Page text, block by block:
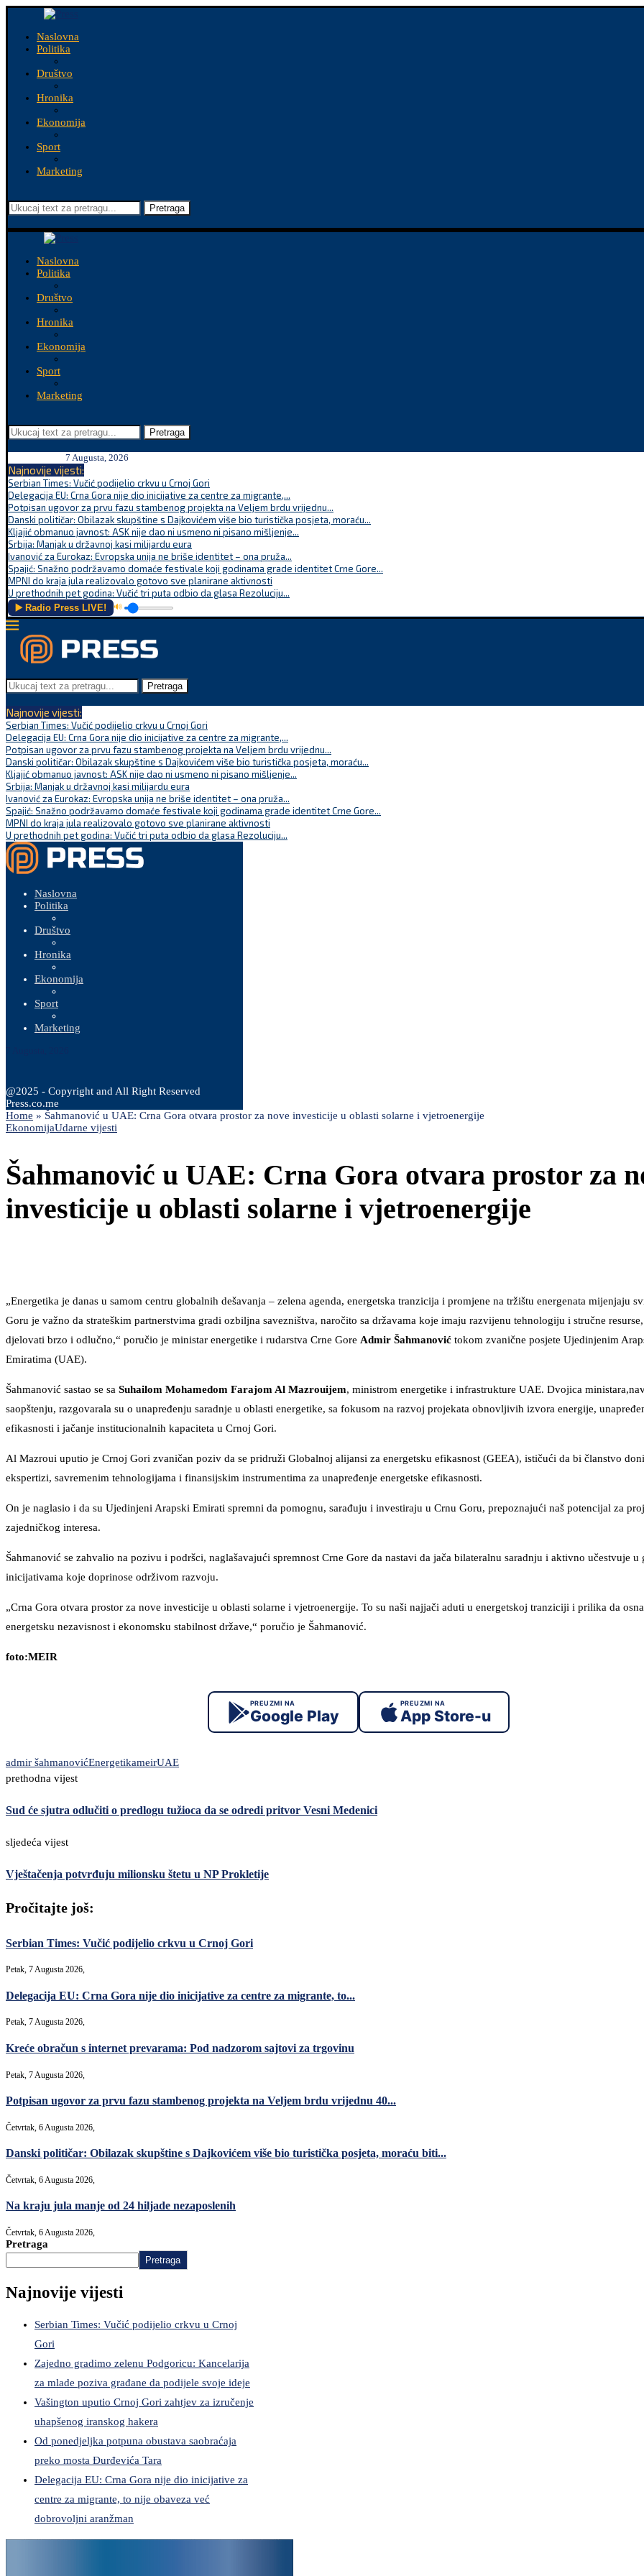
Naslovna
Politika
Društvo
Hronika
Ekonomija
Sport
Marketing
Pretraga
Naslovna
Politika
Društvo
Hronika
Ekonomija
Sport
Marketing
Pretraga
7 Augusta, 2026
Najnovije vijesti:
Serbian Times: Vučić podijelio crkvu u Crnoj Gori
Delegacija EU: Crna Gora nije dio inicijative za centre za migrante,...
Potpisan ugovor za prvu fazu stambenog projekta na Veljem brdu vrijednu...
Danski političar: Obilazak skupštine s Dajkovićem više bio turistička posjeta, moraću...
Kljajić obmanuo javnost: ASK nije dao ni usmeno ni pisano mišljenje...
Srbija: Manjak u državnoj kasi milijardu eura
Ivanović za Eurokaz: Evropska unija ne briše identitet – ona pruža...
Spajić: Snažno podržavamo domaće festivale koji godinama grade identitet Crne Gore...
MPNI do kraja jula realizovalo gotovo sve planirane aktivnosti
U prethodnih pet godina: Vučić tri puta odbio da glasa Rezoluciju...
▶️ Radio Press LIVE! 🔊
Pretraga
Najnovije vijesti:
Serbian Times: Vučić podijelio crkvu u Crnoj Gori
Delegacija EU: Crna Gora nije dio inicijative za centre za migrante,...
Potpisan ugovor za prvu fazu stambenog projekta na Veljem brdu vrijednu...
Danski političar: Obilazak skupštine s Dajkovićem više bio turistička posjeta, moraću...
Kljajić obmanuo javnost: ASK nije dao ni usmeno ni pisano mišljenje...
Srbija: Manjak u državnoj kasi milijardu eura
Ivanović za Eurokaz: Evropska unija ne briše identitet – ona pruža...
Spajić: Snažno podržavamo domaće festivale koji godinama grade identitet Crne Gore...
MPNI do kraja jula realizovalo gotovo sve planirane aktivnosti
U prethodnih pet godina: Vučić tri puta odbio da glasa Rezoluciju...
Naslovna
Politika
Društvo
Hronika
Ekonomija
Sport
Marketing
@2025 - Copyright and All Right Reserved
Press.co.me
Home » Šahmanović u UAE: Crna Gora otvara prostor za nove investicije u oblasti solarne i vjetroenergije
EkonomijaUdarne vijesti
Šahmanović u UAE: Crna Gora otvara prostor za
investicije u oblasti solarne i vjetroenergije
„Energetika je danas u samom centru globalnih dešavanja – zelena agenda, energetska tranzicija i promjene na tržištu energenata mijenjaju
Goru je važno da strateškim partnerstvima gradi ozbiljna savezništva, naročito sa državama koje imaju razvijenu tehnologiju i stručne
djelovati brzo i odlučno,“ poručio je ministar energetike i rudarstva Crne Gore Admir Šahmanović tokom zvanične posjete Ujedinjenim
Emiratima (UAE).
Šahmanović sastao se sa Suhailom Mohamedom Farajom Al Mazrouijem, ministrom energetike i infrastrukture UAE. Dvojica
saopštenju, razgovarala su o unapređenju saradnje u oblasti energetike, sa fokusom na razvoj projekata obnovljivih izvora energije,
efikasnosti i jačanje institucionalnih kapaciteta u Crnoj Gori.
Al Mazroui uputio je Crnoj Gori zvaničan poziv da se pridruži Globalnoj alijansi za energetsku efikasnost (GEEA), ističući da bi članstvo
ekspertizi, savremenim tehnologijama i finansijskim instrumentima za unapređenje energetske efikasnosti.
On je naglasio i da su Ujedinjeni Arapski Emirati spremni da pomognu, sarađuju i investiraju u Crnu Goru, prepoznajući naš potencijal za
zajedničkog interesa.
Šahmanović se zahvalio na pozivu i podršci, naglašavajući spremnost Crne Gore da nastavi da jača bilateralnu saradnju i aktivno učestvuje u
inicijativama koje doprinose održivom razvoju.
„Crna Gora otvara prostor za nove investicije u oblasti solarne i vjetroenergije. To su naši najjači aduti u energetskoj tranziciji i prilika da
energetsku nezavisnost i ekonomsku stabilnost države,“ poručio je Šahmanović.
foto:MEIR
PREUZMI NA
Google Play
PREUZMI NA
App Store-u
admir šahmanovićEnergetikameirUAE
prethodna vijest
Sud će sjutra odlučiti o predlogu tužioca da se odredi pritvor Vesni Medenici
sljedeća vijest
Vještačenja potvrđuju milionsku štetu u NP Prokletije
Pročitajte još:
Serbian Times: Vučić podijelio crkvu u Crnoj Gori
Petak, 7 Augusta 2026,
Delegacija EU: Crna Gora nije dio inicijative za centre za migrante, to...
Petak, 7 Augusta 2026,
Kreće obračun s internet prevarama: Pod nadzorom sajtovi za trgovinu
Petak, 7 Augusta 2026,
Potpisan ugovor za prvu fazu stambenog projekta na Veljem brdu vrijednu 40...
Četvrtak, 6 Augusta 2026,
Danski političar: Obilazak skupštine s Dajkovićem više bio turistička posjeta, moraću biti...
Četvrtak, 6 Augusta 2026,
Na kraju jula manje od 24 hiljade nezaposlenih
Četvrtak, 6 Augusta 2026,
Pretraga
Pretraga
Najnovije vijesti
Serbian Times: Vučić podijelio crkvu u Crnoj
Gori
Zajedno gradimo zelenu Podgoricu: Kancelarija
za mlade poziva građane da podijele svoje ideje
Vašington uputio Crnoj Gori zahtjev za izručenje
uhapšenog iranskog hakera
Od ponedjeljka potpuna obustava saobraćaja
preko mosta Đurđevića Tara
Delegacija EU: Crna Gora nije dio inicijative za
centre za migrante, to nije obaveza već
dobrovoljni aranžman